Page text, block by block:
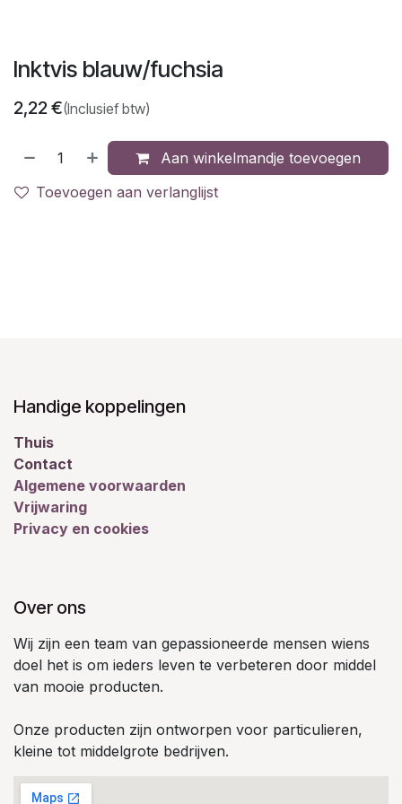
Inktvis blauw/fuchsia
2,22€(Inclusief btw)
Aan winkelmandje toevoegen
Toevoegen aan verlanglijst
Handige koppelingen
Thuis
Contact
Algemene voorwaarden
Vrijwaring
Privacy en cookies
Over ons
Wij zijn een team van gepassioneerde mensen wiens
doel het is om ieders leven te verbeteren door middel
van mooie producten.
Onze producten zijn ontworpen voor particulieren,
kleine tot middelgrote bedrijven.